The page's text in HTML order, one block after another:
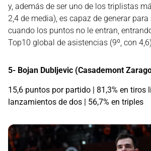
y, además de ser uno de los triplistas
2,4 de media), es capaz de generar
cuando los puntos no le entran,
Top10 global de asistencias (9º, con
5- Bojan Dubljevic (Casademont
15,6 puntos por partido | 81,3% en tiros
lanzamientos de dos | 56,7% en triples